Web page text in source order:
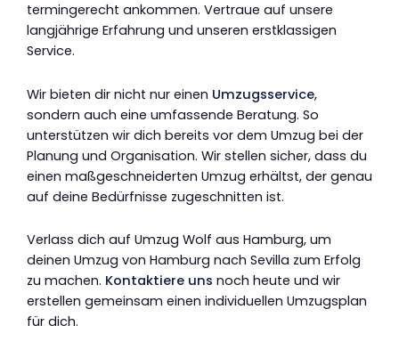
termingerecht ankommen. Vertraue auf unsere
langjährige Erfahrung und unseren erstklassigen
Service.
Wir bieten dir nicht nur einen Umzugsservice,
sondern auch eine umfassende Beratung. So
unterstützen wir dich bereits vor dem Umzug bei der
Planung und Organisation. Wir stellen sicher, dass du
einen maßgeschneiderten Umzug erhältst, der genau
auf deine Bedürfnisse zugeschnitten ist.
Verlass dich auf Umzug Wolf aus Hamburg, um
deinen Umzug von Hamburg nach Sevilla zum Erfolg
zu machen. Kontaktiere uns noch heute und wir
erstellen gemeinsam einen individuellen Umzugsplan
für dich.